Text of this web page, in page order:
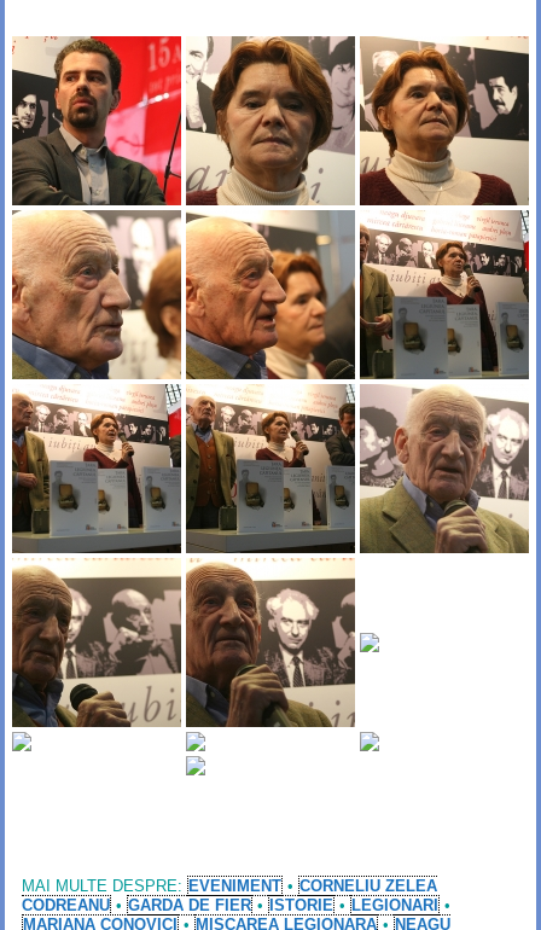
MAI MULTE DESPRE: EVENIMENT • CORNELIU ZELEA
CODREANU • GARDA DE FIER • ISTORIE • LEGIONARI •
MARIANA CONOVICI • MISCAREA LEGIONARA • NEAGU